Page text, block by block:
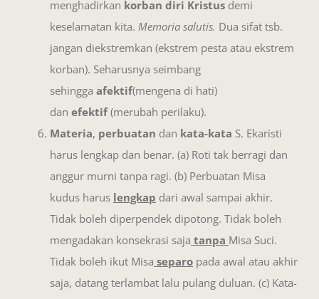
menghadirkan korban diri Kristus demi
keselamatan kita. Memoria salutis. Dua sifat tsb.
jangan diekstremkan (ekstrem pesta atau ekstrem
korban). Seharusnya seimbang
sehingga afektif(mengena di hati)
dan efektif(merubah perilaku).
Materia, perbuatan dan kata-kata S. Ekaristi
harus lengkap dan benar. (a) Roti tak berragi dan
anggur murni tanpa ragi. (b) Perbuatan Misa
kudus harus lengkap dari awal sampai akhir.
Tidak boleh diperpendek dipotong. Tidak boleh
mengadakan konsekrasi saja tanpa Misa Suci.
Tidak boleh ikut Misa separo pada awal atau akhir
saja, datang terlambat lalu pulang duluan. (c) Kata-